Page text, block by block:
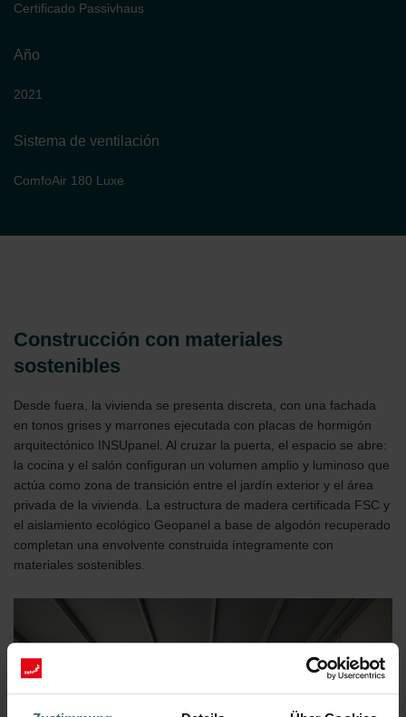
Certificado Passivhaus
Año
2021
Sistema de ventilación
ComfoAir 180 Luxe
Construcción con materiales
sostenibles
Desde fuera, la vivienda se presenta discreta, con una fachada
en tonos grises y marrones ejecutada con placas de hormigón
arquitectónico INSUpanel. Al cruzar la puerta, el espacio se abre:
la cocina y el salón configuran un volumen amplio y luminoso que
actúa como zona de transición entre el jardín exterior y el área
privada de la vivienda. La estructura de madera certificada FSC y
el aislamiento ecológico Geopanel a base de algodón recuperado
completan una envolvente construida íntegramente con
materiales sostenibles.